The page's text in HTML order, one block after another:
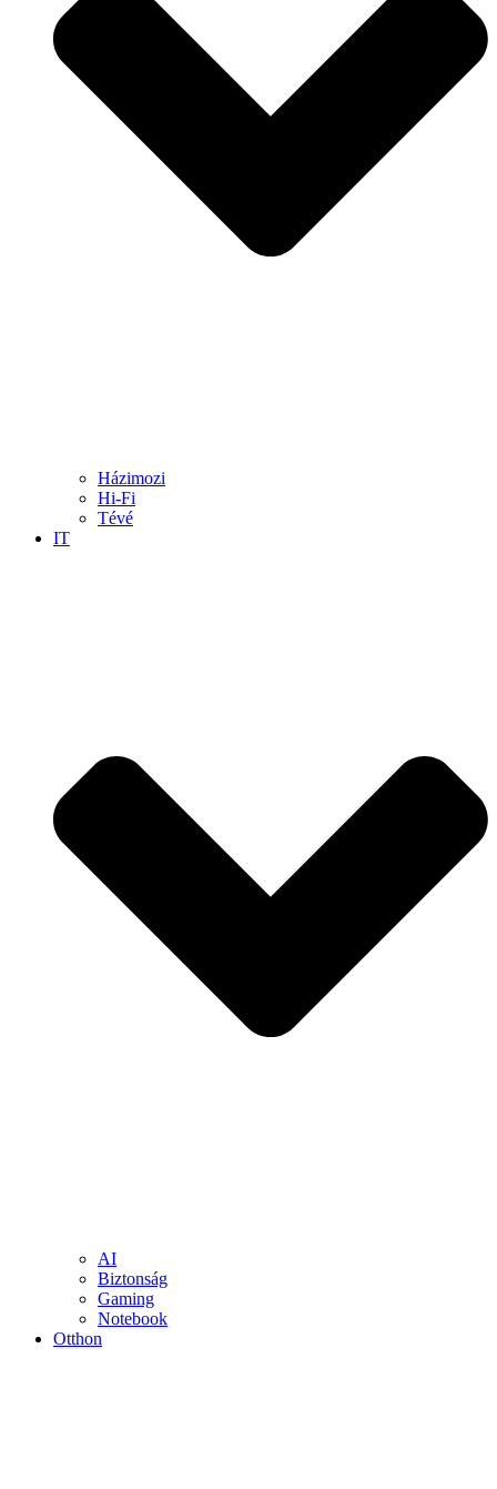
Házimozi
Hi-Fi
Tévé
IT
AI
Biztonság
Gaming
Notebook
Otthon